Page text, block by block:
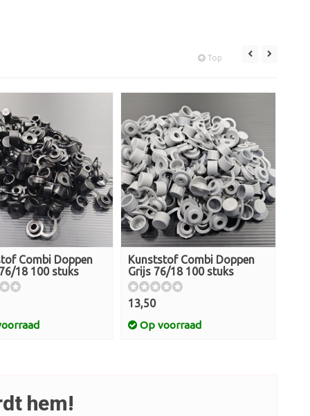
Top
Combi Doppen
18 100 stuks
Kunststof Combi Doppen
Grijs 76/18 100 stuks
13,50
Op voorraad
hem!